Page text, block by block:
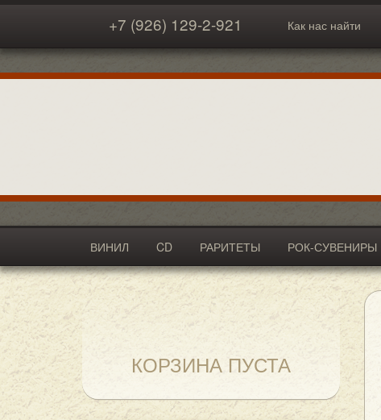
+7 (926) 129-2-921 Как нас найти
ВИНИЛ CD РАРИТЕТЫ РОК-СУВЕНИРЫ
АКСЕССУАРЫ
КОРЗИНА ПУСТА